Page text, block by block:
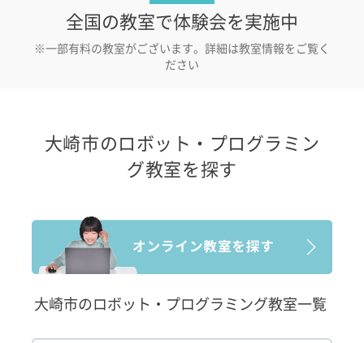
全国の教室で体験会を実施中
※一部有料の教室がございます。詳細は教室情報をご覧く
ださい
大崎市のロボット・プログラミン
グ教室を探す
大崎市のロボット・プログラミング教室一覧